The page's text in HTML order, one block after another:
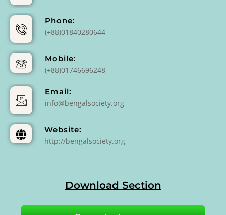
Phone:
(+88)01840280644
Mobile:
(+88)01746696248
Email:
info@bengalsociety.org
Website:
http://bengalsociety.org
Download Section